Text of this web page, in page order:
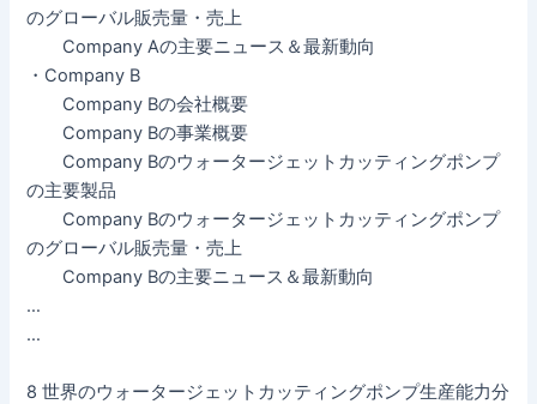
のグローバル販売量・売上
Company Aの主要ニュース＆最新動向
・Company B
Company Bの会社概要
Company Bの事業概要
Company Bのウォータージェットカッティングポンプ
の主要製品
Company Bのウォータージェットカッティングポンプ
のグローバル販売量・売上
Company Bの主要ニュース＆最新動向
…
…
8 世界のウォータージェットカッティングポンプ生産能力分